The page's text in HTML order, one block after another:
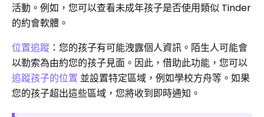
活動。例如，您可以查看未成年孩子是否使用類似 Tinder
的約會軟體。
位置追蹤 ：您的孩子有可能洩露個人資訊。陌生人可能會
以勒索為由約您的孩子見面。因此，借助此功能，您可以
追蹤孩子的位置 並設置特定區域，例如學校方舟等。如果
您的孩子超出這些區域，您將收到即時通知。